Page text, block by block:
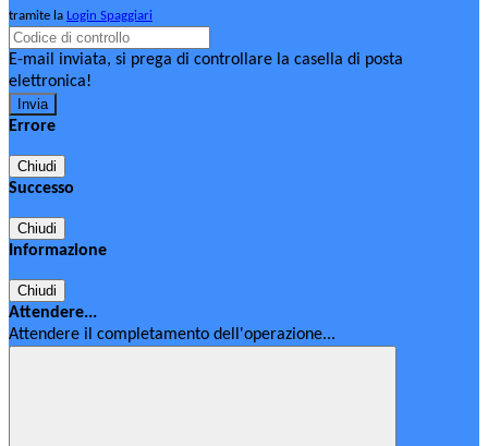
tramite la Login Spaggiari
E-mail inviata, si prega di controllare la casella di posta
elettronica!
Errore
Chiudi
Successo
Chiudi
Informazione
Chiudi
Attendere...
Attendere il completamento dell'operazione...